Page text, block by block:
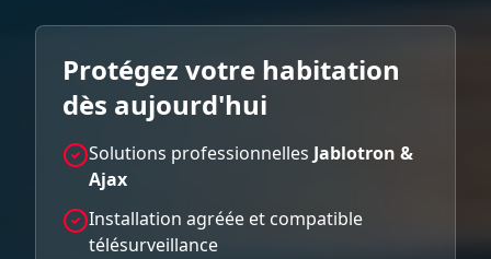
Protégez votre habitation
dès aujourd'hui
Solutions professionnelles Jablotron &
Ajax
Installation agréée et compatible
télésurveillance